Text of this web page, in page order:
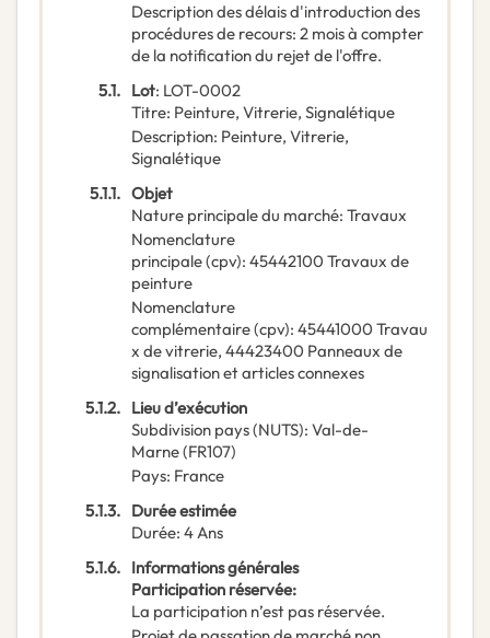
Description des délais d'introduction des
procédures de recours: 2 mois à compter
de la notification du rejet de l'offre.
5.1. Lot: LOT-0002
Titre: Peinture, Vitrerie, Signalétique
Description: Peinture, Vitrerie,
Signalétique
5.1.1. Objet
Nature principale du marché: Travaux
Nomenclature
principale(cpv): 45442100 Travaux de
peinture
Nomenclature
complémentaire(cpv): 45441000 Travau
x de vitrerie, 44423400 Panneaux de
signalisation et articles connexes
5.1.2. Lieu d’exécution
Subdivision pays (NUTS): Val-de-
Marne(FR107)
Pays: France
5.1.3. Durée estimée
Durée: 4Ans
5.1.6. Informations générales
Participation réservée:
La participation n’est pas réservée.